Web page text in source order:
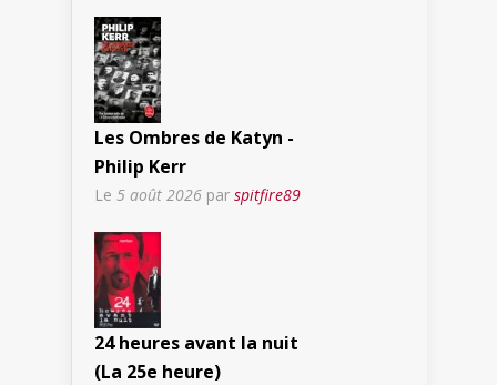
Les Ombres de Katyn -
Philip Kerr
Le 5 août 2026 par spitfire89
24 heures avant la nuit
(La 25e heure)